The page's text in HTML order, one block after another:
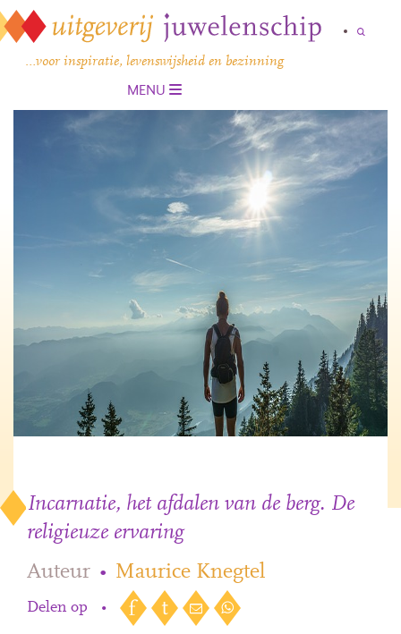
…voor inspiratie, levenswijsheid en bezinning
MENU
Incarnatie, het afdalen van de berg. De
religieuze ervaring
Auteur • Maurice Knegtel
Delen op •